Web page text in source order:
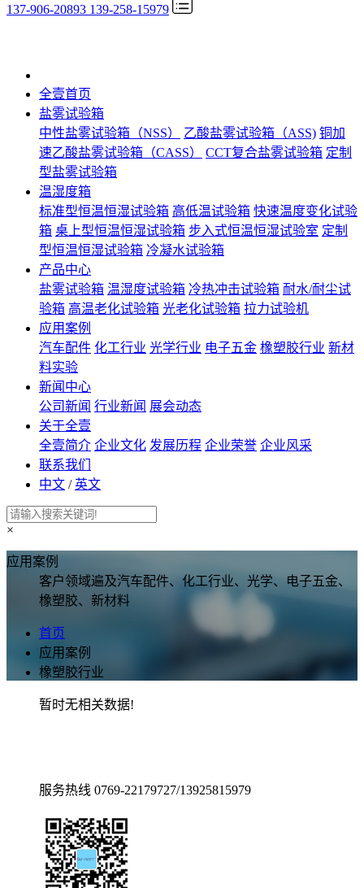
137-906-20893 139-258-15979
全壹首页
盐雾试验箱
中性盐雾试验箱（NSS）
乙酸盐雾试验箱（ASS) 铜加
速乙酸盐雾试验箱（CASS）
CCT复合盐雾试验箱 定制
型盐雾试验箱
温湿度箱
标准型恒温恒湿试验箱 高低温试验箱 快速温度变化试验
箱 桌上型恒温恒湿试验箱 步入式恒温恒湿试验室 定制
型恒温恒湿试验箱 冷凝水试验箱
产品中心
盐雾试验箱 温湿度试验箱 冷热冲击试验箱 耐水/耐尘试
验箱 高温老化试验箱 光老化试验箱 拉力试验机
应用案例
汽车配件 化工行业 光学行业 电子五金 橡塑胶行业 新材
料实验
新闻中心
公司新闻 行业新闻 展会动态
关于全壹
全壹简介 企业文化 发展历程 企业荣誉 企业风采
联系我们
中文 / 英文
×
应用案例
客户领域遍及汽车配件、化工行业、光学、电子五金、
橡塑胶、新材料
首页
应用案例
橡塑胶行业
暂时无相关数据!
服务热线 0769-22179727/13925815979